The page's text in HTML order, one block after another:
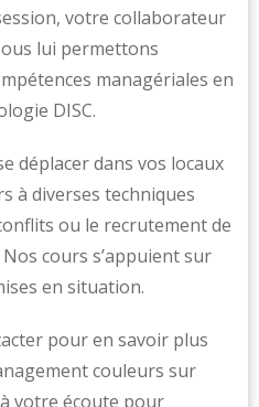
votre collaborateur
lui permettons
managériales en
DISC.
déplacer dans vos locaux
à diverses techniques
ou le recrutement de
cours s’appuient sur
en situation.
pour en savoir plus
couleurs sur
votre écoute pour